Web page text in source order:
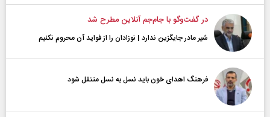
در گفت‌و‌گو با جام‌جم آنلاین مطرح شد
شیر مادر جایگزین ندارد | نوزادان را از فواید آن محروم نکنیم
فرهنگ اهدای خون باید نسل به نسل منتقل شود